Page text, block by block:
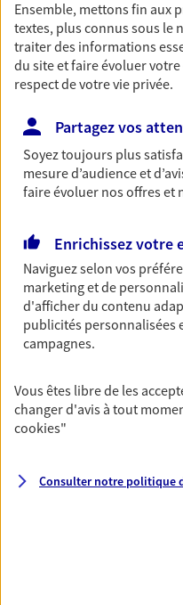
Découvrir les offres
Retraite
votre vie avec les
notre solution PER
spécialement conçue
Découvrir l'offre Retraite
Prévoyance
Pour un avenir serein,
contrat prévoyance.
d'accident ou de
garanties incapacité
invalidité ou de décès.
Découvrir l'offre
Couvrez vos
votre famille avec la
Ensemble, mettons fin aux
textes, plus connus sous le
traiter des informations
du site et faire évoluer
respect de votre vie privée.
Partagez vos
Soyez toujours plus
mesure d’audience et
faire évoluer nos offres et
Enrichissez votre
Naviguez selon vos
marketing et de
d'afficher du contenu
publicités personnalisées
campagnes.
Vous êtes libre de les
changer d'avis à tout
cookies"
Consulter notre politique